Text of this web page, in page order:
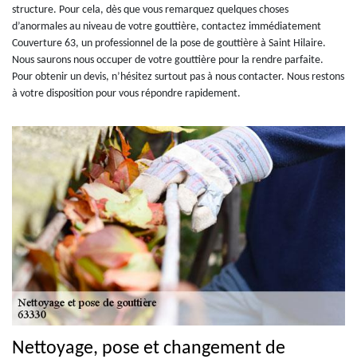
structure. Pour cela, dès que vous remarquez quelques choses
d’anormales au niveau de votre gouttière, contactez immédiatement
Couverture 63, un professionnel de la pose de gouttière à Saint Hilaire.
Nous saurons nous occuper de votre gouttière pour la rendre parfaite.
Pour obtenir un devis, n’hésitez surtout pas à nous contacter. Nous restons
à votre disposition pour vous répondre rapidement.
Nettoyage, pose et changement de